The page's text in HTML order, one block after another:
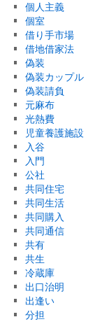
個人主義
個室
借り手市場
借地借家法
偽装
偽装カップル
偽装請負
元麻布
光熱費
児童養護施設
入谷
入門
公社
共同住宅
共同生活
共同購入
共同通信
共有
共生
冷蔵庫
出口治明
出逢い
分担